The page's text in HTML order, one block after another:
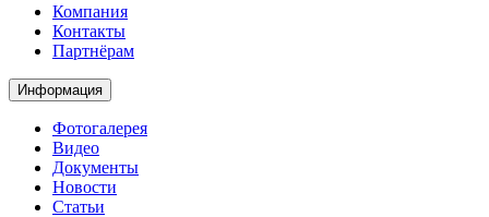
Компания
Контакты
Партнёрам
Информация
Фотогалерея
Видео
Документы
Новости
Статьи